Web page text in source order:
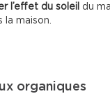
l’effet du soleil du
la maison.
organiques